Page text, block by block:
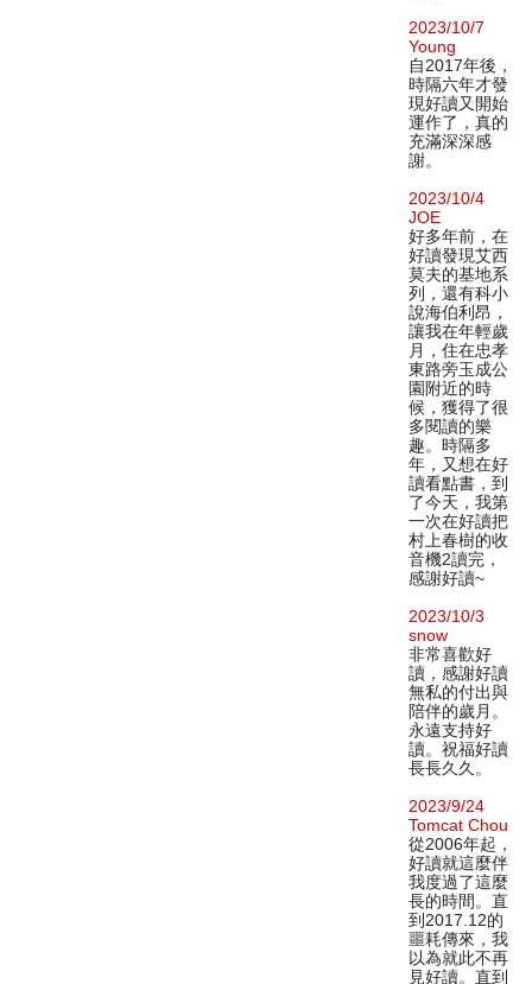
2023/10/7
Young
自2017年後，
時隔六年才發
現好讀又開始
運作了，真的
充滿深深感
謝。
2023/10/4
JOE
好多年前，在
好讀發現艾西
莫夫的基地系
列，還有科小
說海伯利昂，
讓我在年輕歲
月，住在忠孝
東路旁玉成公
園附近的時
候，獲得了很
多閱讀的樂
趣。時隔多
年，又想在好
讀看點書，到
了今天，我第
一次在好讀把
村上春樹的收
音機2讀完，
感謝好讀~
2023/10/3
snow
非常喜歡好
讀，感謝好讀
無私的付出與
陪伴的歲月。
永遠支持好
讀。祝福好讀
長長久久。
2023/9/24
Tomcat Chou
從2006年起，
好讀就這麼伴
我度過了這麼
長的時間。直
到2017.12的
噩耗傳來，我
以為就此不再
見好讀。直到